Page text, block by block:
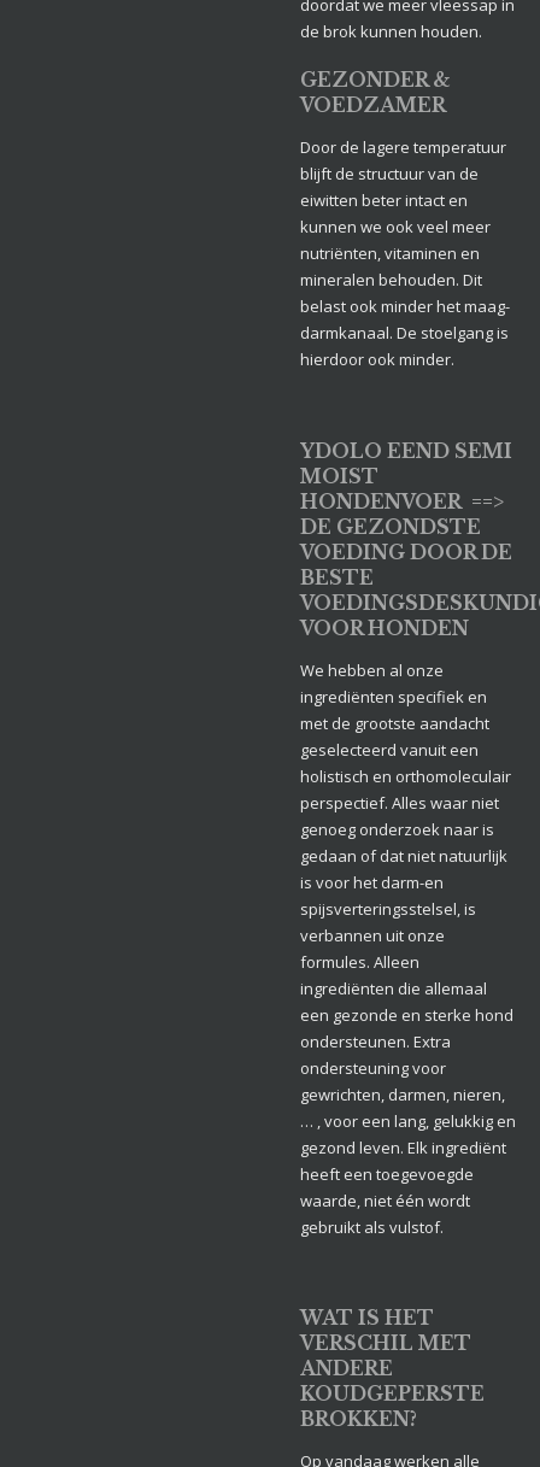
doordat we meer vleessap in
de brok kunnen houden.
GEZONDER &
VOEDZAMER
Door de lagere temperatuur
blijft de structuur van de
eiwitten beter intact en
kunnen we ook veel meer
nutriënten, vitaminen en
mineralen behouden. Dit
belast ook minder het maag-
darmkanaal. De stoelgang is
hierdoor ook minder.
YDOLO EEND SEMI
MOIST
HONDENVOER ==>
DE GEZONDSTE
VOEDING DOOR DE
BESTE
VOOR HONDEN
We hebben al onze
ingrediënten specifiek en
met de grootste aandacht
geselecteerd vanuit een
holistisch en orthomoleculair
perspectief. Alles waar niet
genoeg onderzoek naar is
gedaan of dat niet natuurlijk
is voor het darm-en
spijsverteringsstelsel, is
verbannen uit onze
formules. Alleen
ingrediënten die allemaal
een gezonde en sterke hond
ondersteunen. Extra
ondersteuning voor
gewrichten, darmen, nieren,
… , voor een lang, gelukkig en
gezond leven. Elk ingrediënt
heeft een toegevoegde
waarde, niet één wordt
gebruikt als vulstof.
WAT IS HET
VERSCHIL MET
ANDERE
KOUDGEPERSTE
BROKKEN?
Op vandaag werken alle